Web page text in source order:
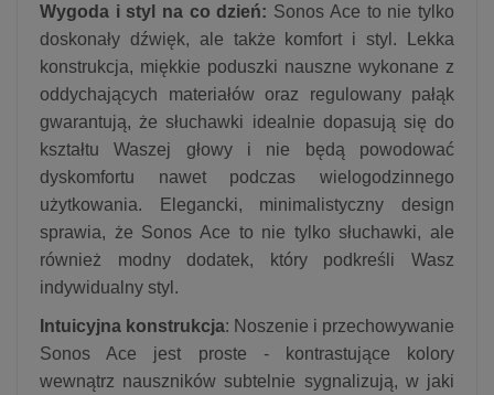
Wygoda i styl na co dzień: Sonos Ace to nie tylko
doskonały dźwięk, ale także komfort i styl. Lekka
konstrukcja, miękkie poduszki nauszne wykonane z
oddychających materiałów oraz regulowany pałąk
gwarantują, że słuchawki idealnie dopasują się do
kształtu Waszej głowy i nie będą powodować
dyskomfortu nawet podczas wielogodzinnego
użytkowania. Elegancki, minimalistyczny design
sprawia, że Sonos Ace to nie tylko słuchawki, ale
również modny dodatek, który podkreśli Wasz
indywidualny styl.
Intuicyjna konstrukcja: Noszenie i przechowywanie
Sonos Ace jest proste - kontrastujące kolory
wewnątrz nauszników subtelnie sygnalizują, w jaki